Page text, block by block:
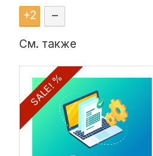
+2 –
См. также
SALE! %